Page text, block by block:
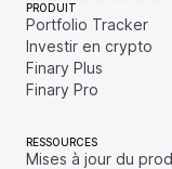
PRODUIT
Portfolio Tracker
Investir en crypto
Finary Plus
Finary Pro
RESSOURCES
Mises à jour du